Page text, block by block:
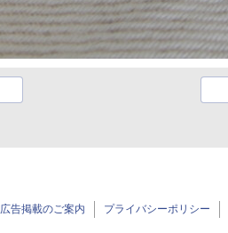
広告掲載のご案内 プライバシーポリシー